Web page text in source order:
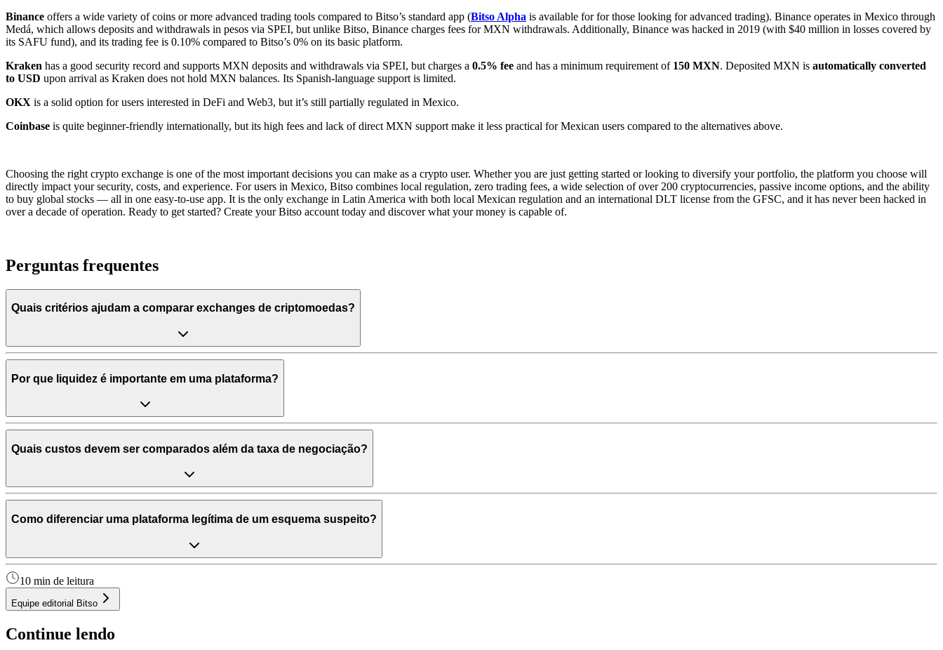
Binance offers a wide variety of coins or more advanced trading tools compared to Bitso’s standard app (Bitso Alpha is available for for those looking for advanced trading). Binance operates in Mexico through
Medá, which allows deposits and withdrawals in pesos via SPEI, but unlike Bitso, Binance charges fees for MXN withdrawals. Additionally, Binance was hacked in 2019 (with $40 million in losses covered by
its SAFU fund), and its trading fee is 0.10% compared to Bitso’s 0% on its basic platform.
Kraken has a good security record and supports MXN deposits and withdrawals via SPEI, but charges a 0.5% fee and has a minimum requirement of 150 MXN. Deposited MXN is automatically converted
to USD upon arrival as Kraken does not hold MXN balances. Its Spanish-language support is limited.
OKX is a solid option for users interested in DeFi and Web3, but it’s still partially regulated in Mexico.
Coinbase is quite beginner-friendly internationally, but its high fees and lack of direct MXN support make it less practical for Mexican users compared to the alternatives above.
Choosing the right crypto exchange is one of the most important decisions you can make as a crypto user. Whether you are just getting started or looking to diversify your portfolio, the platform you choose will
directly impact your security, costs, and experience. For users in Mexico, Bitso combines local regulation, zero trading fees, a wide selection of over 200 cryptocurrencies, passive income options, and the ability
to buy global stocks — all in one easy-to-use app. It is the only exchange in Latin America with both local Mexican regulation and an international DLT license from the GFSC, and it has never been hacked in
over a decade of operation. Ready to get started? Create your Bitso account today and discover what your money is capable of.
Perguntas frequentes
Quais critérios ajudam a comparar exchanges de criptomoedas?
Por que liquidez é importante em uma plataforma?
Quais custos devem ser comparados além da taxa de negociação?
Como diferenciar uma plataforma legítima de um esquema suspeito?
10 min de leitura
Equipe editorial Bitso
Continue lendo